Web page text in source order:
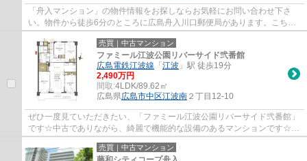
「舟入マンション」の物件情報をお探しならお気軽にお問い合わせ下さ
い。物件から徒歩6分のところに広島舟入川口郵便局があります。こちら
の物件からセブンイレブン 広島舟入幸町店ま...
売買｜中古マンション
ファミール江波公園リバーサイド弐番館
広島電鉄江波線 「 江波 」駅 徒歩19分
2,490万円
間取:4LDK/89.62㎡
広島県広島市中区江波南 ２丁目12-10
ぜひ一度見ていただきたい、「ファミール江波公園リバーサイド弐番館」
です☆中古でありながら、綺麗で機能的な設備のあるマンションです☆☆
広島市の不動産情報をお求めなら、信頼と実績...
売買｜中古マンション